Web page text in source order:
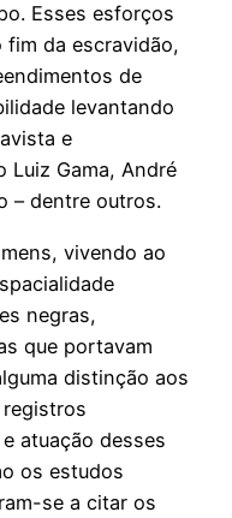
Esses esforços
da escravidão,
de
levantando
e
Luiz Gama, André
– dentre outros.
vivendo ao
negras,
que portavam
distinção aos
registros
atuação desses
os estudos
se a citar os